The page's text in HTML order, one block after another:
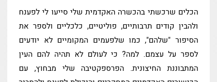
הכלים שרכשתי בהכשרה האקדמית שלי סייעו לי לפענח
ולהבין קודים תרבותיים, פוליטיים, כלכליים ולספר את
הסיפור "שלהם", כמו שלפעמים המקומיים לא יודעים
לספר על עצמם. למה? כי לעולם לא תהיה להם העין
המתבוננת החיצונית. הפרספקטיבה שלי מבחוץ, עם